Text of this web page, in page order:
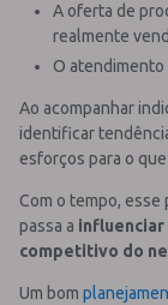
A oferta de
realmente
O
Ao acompanhar
identificar
esforços para o
Com o tempo, esse
passa a
competitivo do
Um bom